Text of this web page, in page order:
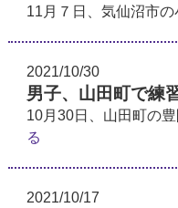
11月７日、気仙沼市の
2021/10/30
男子、山田町で練
10月30日、山田町の
る
2021/10/17